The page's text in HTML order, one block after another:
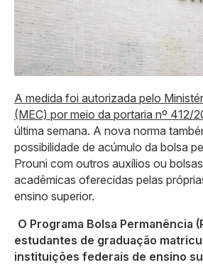
A medida foi autorizada pelo
(MEC) por meio da portaria nº 412/
última semana. A nova norma
possibilidade de acúmulo da bolsa
Prouni com outros auxílios ou bolsas
acadêmicas oferecidas pelas
ensino superior.
O Programa Bolsa Permanência
estudantes de graduação
instituições federais de ensino